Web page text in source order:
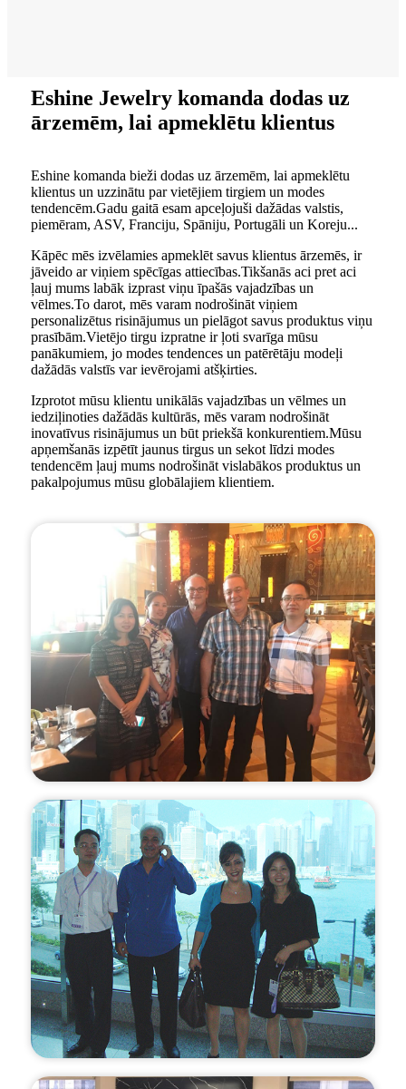
Eshine Jewelry komanda dodas uz
ārzemēm, lai apmeklētu klientus
Eshine komanda bieži dodas uz ārzemēm, lai apmeklētu
klientus un uzzinātu par vietējiem tirgiem un modes
tendencēm.Gadu gaitā esam apceļojuši dažādas valstis,
piemēram, ASV, Franciju, Spāniju, Portugāli un Koreju...
Kāpēc mēs izvēlamies apmeklēt savus klientus ārzemēs, ir
jāveido ar viņiem spēcīgas attiecības.Tikšanās aci pret aci
ļauj mums labāk izprast viņu īpašās vajadzības un
vēlmes.To darot, mēs varam nodrošināt viņiem
personalizētus risinājumus un pielāgot savus produktus viņu
prasībām.Vietējo tirgu izpratne ir ļoti svarīga mūsu
panākumiem, jo ​​modes tendences un patērētāju modeļi
dažādās valstīs var ievērojami atšķirties.
Izprotot mūsu klientu unikālās vajadzības un vēlmes un
iedziļinoties dažādās kultūrās, mēs varam nodrošināt
inovatīvus risinājumus un būt priekšā konkurentiem.Mūsu
apņemšanās izpētīt jaunus tirgus un sekot līdzi modes
tendencēm ļauj mums nodrošināt vislabākos produktus un
pakalpojumus mūsu globālajiem klientiem.